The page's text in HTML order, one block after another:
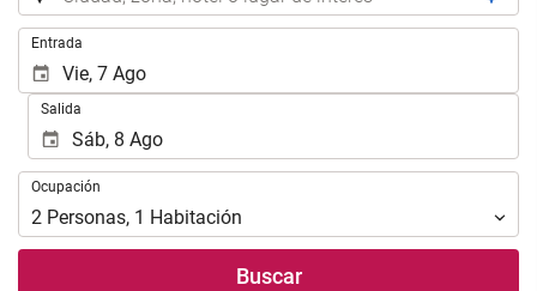
lugar
de
destino
en
que
realizar
búsqueda
de
Introduzca
las
fechas
inicio
fin
para
realizar
Entrada
Salida
Ocupación
Ocupación
2 Personas, 1 Habitación
Buscar